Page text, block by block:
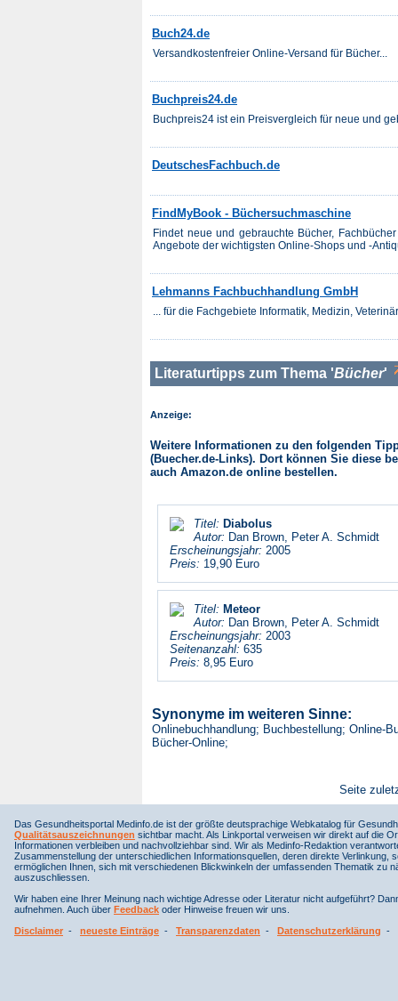
Buch24.de
Versandkostenfreier Online-Versand für Bücher...
Buchpreis24.de
Buchpreis24 ist ein Preisvergleich für neue und
DeutschesFachbuch.de
FindMyBook - Büchersuchmaschine
Findet neue und gebrauchte Bücher,
Angebote der wichtigsten Online-Shops und -
Lehmanns Fachbuchhandlung GmbH
... für die Fachgebiete Informatik, Medizin,
Literaturtipps zum Thema 'Bücher'
Anzeige:
Weitere Informationen zu den folgenden
(Buecher.de-Links). Dort können Sie diese
auch Amazon.de online bestellen.
Titel: Diabolus
Autor: Dan Brown, Peter A. Schmidt
Erscheinungsjahr: 2005
Preis: 19,90 Euro
Titel: Meteor
Autor: Dan Brown, Peter A. Schmidt
Erscheinungsjahr: 2003
Seitenanzahl: 635
Preis: 8,95 Euro
Synonyme im weiteren Sinne:
Onlinebuchhandlung; Buchbestellung; Online-
Bücher-Online;
Seite
Das Gesundheitsportal Medinfo.de ist der größte deutsprachige Webkatalog für
Qualitätsauszeichnungen sichtbar macht. Als Linkportal verweisen wir direkt auf die
Informationen verbleiben und nachvollziehbar sind. Wir als Medinfo-Redaktion
Zusammenstellung der unterschiedlichen Informationsquellen, deren direkte
ermöglichen Ihnen, sich mit verschiedenen Blickwinkeln der umfassenden Thematik
auszuschliessen.
Wir haben eine Ihrer Meinung nach wichtige Adresse oder Literatur nicht aufgeführt?
aufnehmen. Auch über Feedback oder Hinweise freuen wir uns.
Disclaimer - neueste Einträge - Transparenzdaten - Datenschutzerklärung -